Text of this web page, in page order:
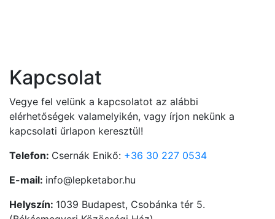
Kapcsolat
Vegye fel velünk a kapcsolatot az alábbi
elérhetőségek valamelyikén, vagy írjon nekünk a
kapcsolati űrlapon keresztül!
Telefon: Csernák Enikő: +36 30 227 0534
E-mail: info@lepketabor.hu
Helyszín: 1039 Budapest, Csobánka tér 5.